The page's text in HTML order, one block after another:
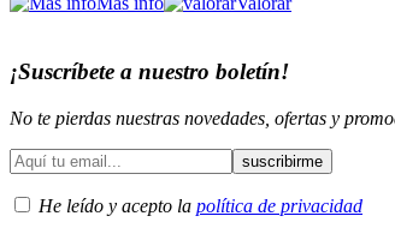
¡Suscríbete a nuestro boletín!
No te pierdas nuestras novedades, ofertas y
He leído y acepto la política de privacidad